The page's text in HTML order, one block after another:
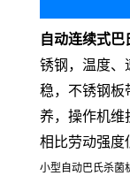
自动连续式
锈钢，温度、
稳，不锈钢板
养，操作机维
相比劳动强度
小型自动巴氏杀菌